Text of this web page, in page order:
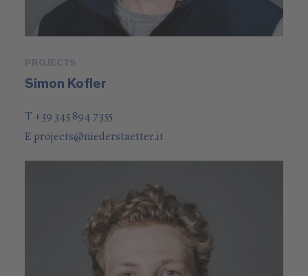
PROJECTS
Simon Kofler
T +39 345 894 7355
E projects@niederstaetter.it